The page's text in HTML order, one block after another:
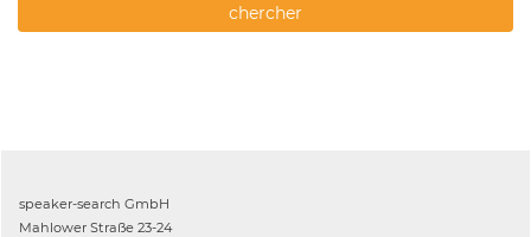
chercher
speaker-search GmbH
Mahlower Straße 23-24